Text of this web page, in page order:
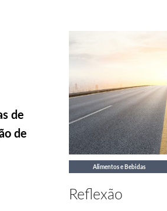
de
de
Alimentos e Bebidas
Reflexão